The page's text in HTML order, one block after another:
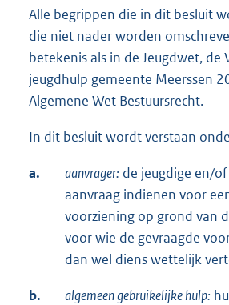
Alle begrippen die in dit besluit
die niet nader worden
betekenis als in de Jeugdwet, de
jeugdhulp gemeente Meerssen
Algemene Wet Bestuursrecht.
In dit besluit wordt verstaan
a. aanvrager: de jeugdige en/
aanvraag indienen voor
voorziening op grond van
voor wie de gevraagde
dan wel diens wettelijk
b. algemeen gebruikelijke hulp: